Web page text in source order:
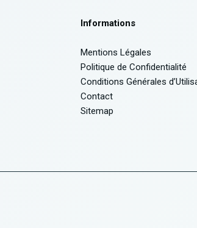
Informations
Mentions Légales
Politique de Confidentialité
Conditions Générales
Contact
Sitemap